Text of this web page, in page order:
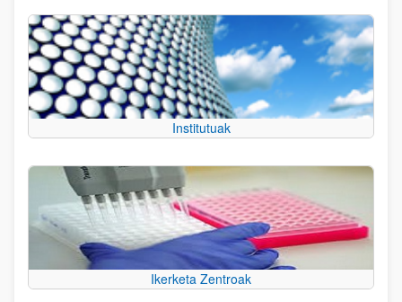
Institutuak
Ikerketa Zentroak